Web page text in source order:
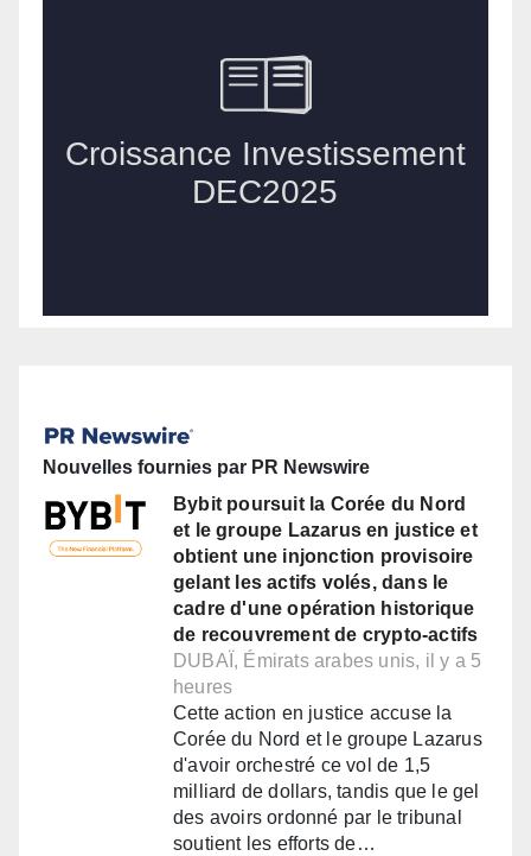
Nouvelles fournies par PR Newswire
Bybit poursuit la Corée du Nord
et le groupe Lazarus en justice et
obtient une injonction provisoire
gelant les actifs volés, dans le
cadre d'une opération historique
de recouvrement de crypto-actifs
DUBAÏ, Émirats arabes unis, il y a 5
heures
Cette action en justice accuse la
Corée du Nord et le groupe Lazarus
d'avoir orchestré ce vol de 1,5
milliard de dollars, tandis que le gel
des avoirs ordonné par le tribunal
soutient les efforts de…